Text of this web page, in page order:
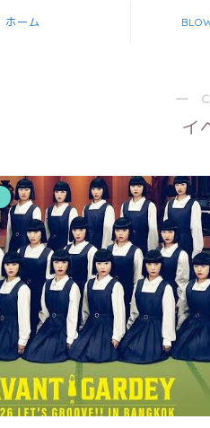
ホーム
―
イ